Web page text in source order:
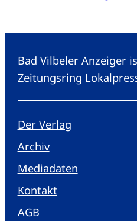
Bad Vilbeler Anzeiger
Zeitungsring
Der Verlag
Archiv
Mediadaten
Kontakt
AGB